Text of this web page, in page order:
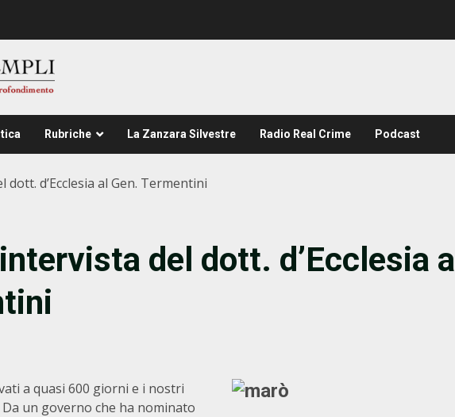
Rubriche La Zanzara Silvestre Radio Real Crime Podcast
d’Ecclesia al Gen. Termentini
del dott. d’Ecclesia al
a quasi 600 giorni e i nostri
un governo che ha nominato